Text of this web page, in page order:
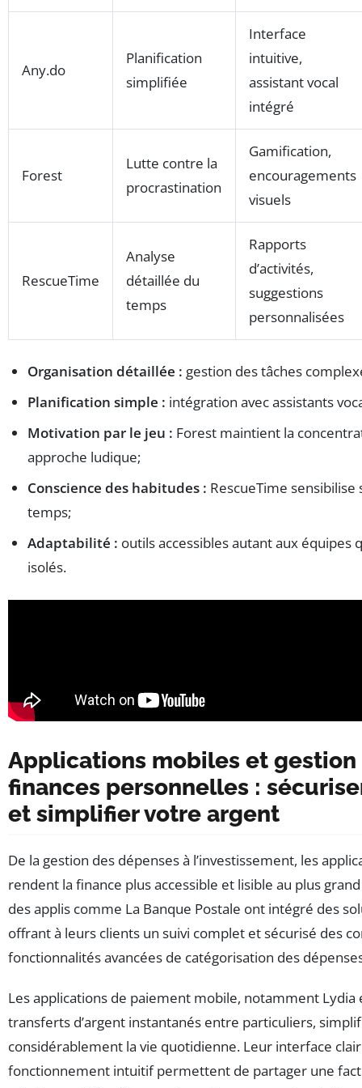
Any.do
Planification
simplifiée
Interface
intuitive,
assistant vocal
intégré
Forest
Lutte contre la
procrastination
Gamification,
encouragements
visuels
RescueTime
Analyse
détaillée du
temps
Rapports
d’activités,
suggestions
personnalisées
Organisation détaillée : gestion des tâches
Planification simple : intégration avec assistants
Motivation par le jeu : Forest maintient la
approche ludique;
Conscience des habitudes : RescueTime sensibilise
temps;
Adaptabilité : outils accessibles autant aux équipes
isolés.
Applications mobiles et gestion
finances personnelles :
et simplifier votre argent
De la gestion des dépenses à l’investissement, les
rendent la finance plus accessible et lisible au plus
des applis comme La Banque Postale ont intégré des
offrant à leurs clients un suivi complet et sécurisé des
fonctionnalités avancées de catégorisation des
Les applications de paiement mobile, notamment Lydia
transferts d’argent instantanés entre particuliers,
considérablement la vie quotidienne. Leur interface
fonctionnement intuitif permettent de partager une